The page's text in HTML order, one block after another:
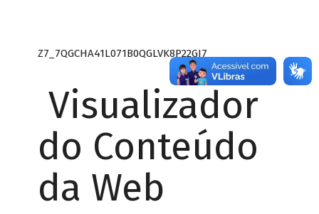
Z7_7QGCHA41L071B0QGLVK8P22GJ7
Visualizador
do Conteúdo
da Web